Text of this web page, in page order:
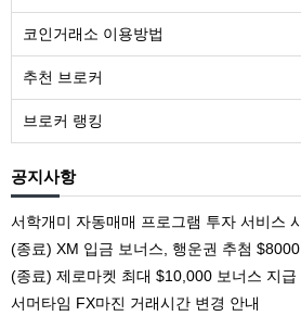
코인거래소 이용방법
추천 브로커
브로커 랭킹
공지사항
서학개미 자동매매 프로그램 투자 서비스
(종료) XM 입금 보너스, 행운권 추첨
(종료) 제로마켓 최대 $10,000 보너스 지급 이벤트 | FX마진 해
서머타임 FX마진 거래시간 변경 안내